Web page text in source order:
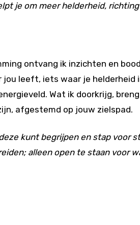
je om meer helderheid,
ontvang ik inzichten en
leeft, iets waar je helderheid
Wat ik doorkrijg,
afgestemd op jouw zielspad.
kunt begrijpen en stap voor
alleen open te staan voor